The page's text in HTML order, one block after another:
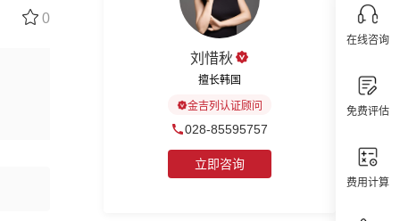
在线咨询
免费评估
费用计算
0
刘惜秋
擅长韩国
金吉列认证顾问
028-85595757
立即咨询